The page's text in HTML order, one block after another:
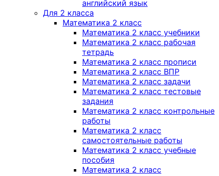
английский язык
Для 2 класса
Математика 2 класс
Математика 2 класс учебники
Математика 2 класс рабочая
тетрадь
Математика 2 класс прописи
Математика 2 класс ВПР
Математика 2 класс задачи
Математика 2 класс тестовые
задания
Математика 2 класс контрольные
работы
Математика 2 класс
самостоятельные работы
Математика 2 класс учебные
пособия
Математика 2 класс